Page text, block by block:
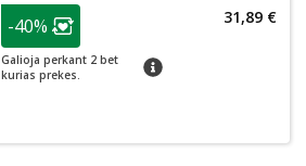
patarimas
Lojalumo klubo narių nuolaida
-40%
Galioja perkant 2 bet
kurias prekes.
patarimas
31,89 €